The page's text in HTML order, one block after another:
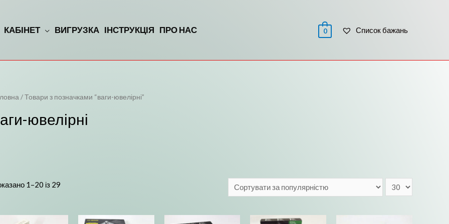
КАБІНЕТ ВИГРУЗКА ІНСТРУКЦІЯ ПРО НАС 0 Список бажань
/ Товари з позначками “ваги-ювелірні”
ювелірні
1–20 із 29